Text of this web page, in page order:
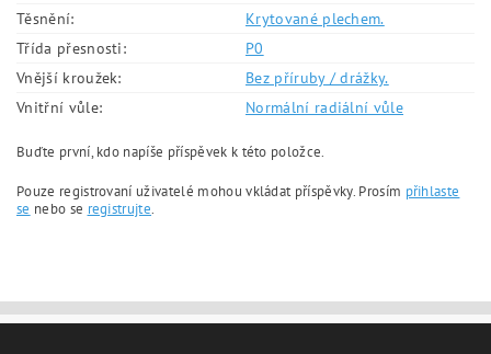
Těsnění:
Krytované plechem.
Třída přesnosti:
P0
Vnější kroužek:
Bez příruby / drážky.
Vnitřní vůle:
Normální radiální vůle
Buďte první, kdo napíše příspěvek k této položce.
Pouze registrovaní uživatelé mohou vkládat příspěvky. Prosím přihlaste
se nebo se registrujte.